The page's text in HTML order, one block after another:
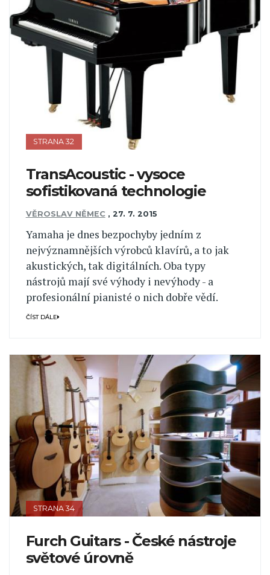
STRANA 32
TransAcoustic - vysoce
sofistikovaná technologie
VĚROSLAV NĚMEC , 27. 7. 2015
Yamaha je dnes bezpochyby jedním z
nejvýznamnějších výrobců klavírů, a to jak
akustických, tak digitálních. Oba typy
nástrojů mají své výhody i nevýhody - a
profesionální pianisté o nich dobře vědí.
ČÍST DÁLE
STRANA 34
Furch Guitars - České nástroje
světové úrovně